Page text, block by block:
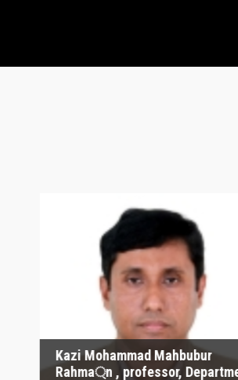
Kazi Mohammad Mahbubur
Rahma্‌n , professor, Department
Kazi Mohammad
Mahbubur Rahma্‌n ,
professor, Department
of political science
Education Enthusiast Representative